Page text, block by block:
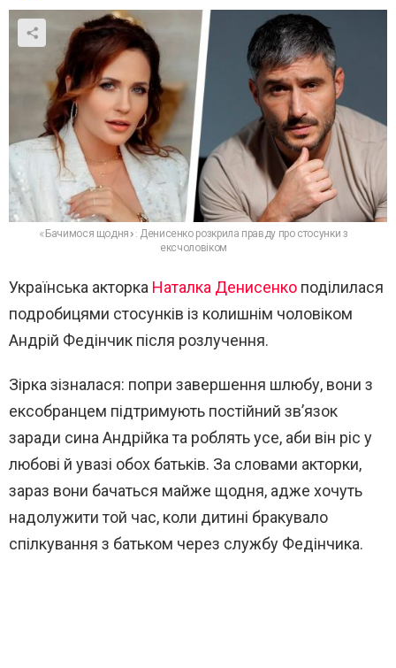
«Бачимося щодня»: Денисенко розкрила правду про стосунки з
ексчоловіком
Українська акторка Наталка Денисенко поділилася
подробицями стосунків із колишнім чоловіком
Андрій Федінчик після розлучення.
Зірка зізналася: попри завершення шлюбу, вони з
ексобранцем підтримують постійний зв’язок
заради сина Андрійка та роблять усе, аби він ріс у
любові й увазі обох батьків. За словами акторки,
зараз вони бачаться майже щодня, адже хочуть
надолужити той час, коли дитині бракувало
спілкування з батьком через службу Федінчика.